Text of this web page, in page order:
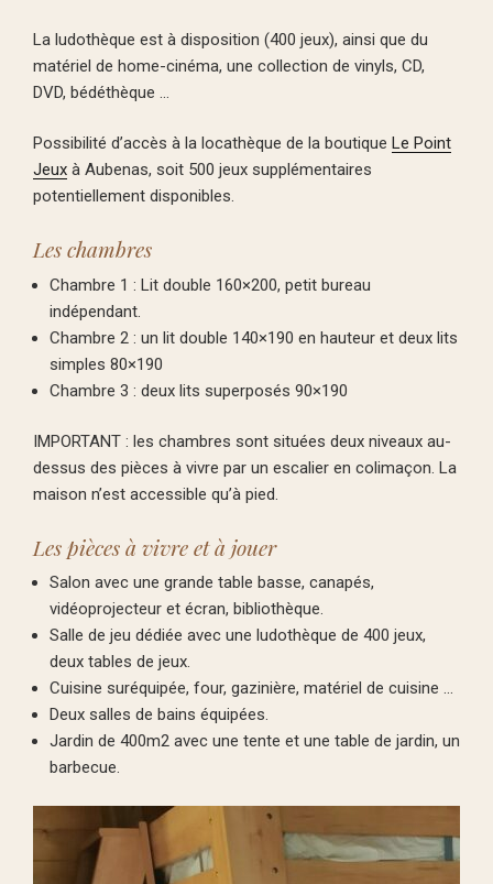
La ludothèque est à disposition (400 jeux), ainsi que du
matériel de home-cinéma, une collection de vinyls, CD,
DVD, bédéthèque …
Possibilité d’accès à la locathèque de la boutique Le Point
Jeux à Aubenas, soit 500 jeux supplémentaires
potentiellement disponibles.
Les chambres
Chambre 1 : Lit double 160×200, petit bureau
indépendant.
Chambre 2 : un lit double 140×190 en hauteur et deux lits
simples 80×190
Chambre 3 : deux lits superposés 90×190
IMPORTANT : les chambres sont situées deux niveaux au-
dessus des pièces à vivre par un escalier en colimaçon. La
maison n’est accessible qu’à pied.
Les pièces à vivre et à jouer
Salon avec une grande table basse, canapés,
vidéoprojecteur et écran, bibliothèque.
Salle de jeu dédiée avec une ludothèque de 400 jeux,
deux tables de jeux.
Cuisine suréquipée, four, gazinière, matériel de cuisine …
Deux salles de bains équipées.
Jardin de 400m2 avec une tente et une table de jardin, un
barbecue.